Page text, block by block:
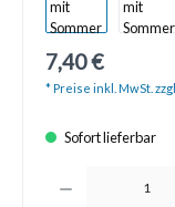
7,40 €
* Preise inkl. MwSt.
Sofort lieferbar